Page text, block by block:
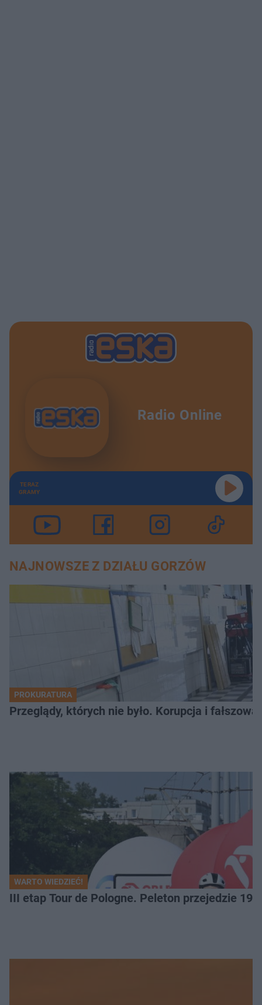
Radio Online
TERAZ
GRAMY
NAJNOWSZE Z DZIAŁU GORZÓW
PROKURATURA
Przeglądy, których nie było. Korupcja i
WARTO WIEDZIEĆ!
III etap Tour de Pologne. Peleton przejedzie